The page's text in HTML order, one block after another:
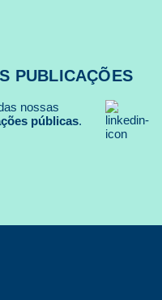
PUBLICAÇÕES
nossas
públicas.